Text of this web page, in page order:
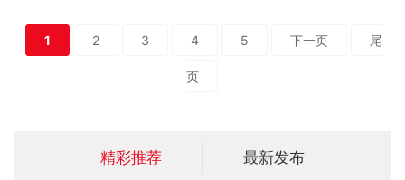
1 2 3 4 5 下一页 尾
页
精彩推荐 最新发布